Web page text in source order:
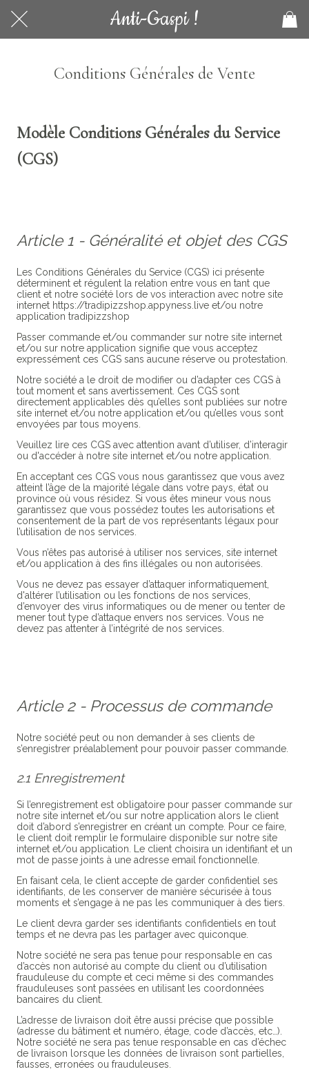
Anti-Gaspi !
Conditions Générales de Vente
Modèle Conditions Générales du Service
(CGS)
Article 1 - Généralité et objet des CGS
Les Conditions Générales du Service (CGS) ici présente
déterminent et régulent la relation entre vous en tant que
client et notre société lors de vos interaction avec notre site
internet https://tradipizzshop.appyness.live et/ou notre
application tradipizzshop
Passer commande et/ou commander sur notre site internet
et/ou sur notre application signifie que vous acceptez
expressément ces CGS sans aucune réserve ou protestation.
Notre société a le droit de modifier ou d’adapter ces CGS à
tout moment et sans avertissement. Ces CGS sont
directement applicables dès qu’elles sont publiées sur notre
site internet et/ou notre application et/ou qu’elles vous sont
envoyées par tous moyens.
Veuillez lire ces CGS avec attention avant d’utiliser, d’interagir
ou d'accéder à notre site internet et/ou notre application.
En acceptant ces CGS vous nous garantissez que vous avez
atteint l’âge de la majorité légale dans votre pays, état ou
province où vous résidez. Si vous êtes mineur vous nous
garantissez que vous possédez toutes les autorisations et
consentement de la part de vos représentants légaux pour
l’utilisation de nos services.
Vous n’êtes pas autorisé à utiliser nos services, site internet
et/ou application à des fins illégales ou non autorisées.
Vous ne devez pas essayer d’attaquer informatiquement,
d'altérer l’utilisation ou les fonctions de nos services,
d’envoyer des virus informatiques ou de mener ou tenter de
mener tout type d’attaque envers nos services. Vous ne
devez pas attenter à l’intégrité de nos services.
Article 2 - Processus de commande
Notre société peut ou non demander à ses clients de
s’enregistrer préalablement pour pouvoir passer commande.
2.1 Enregistrement
Si l’enregistrement est obligatoire pour passer commande sur
notre site internet et/ou sur notre application alors le client
doit d’abord s’enregistrer en créant un compte. Pour ce faire,
le client doit remplir le formulaire disponible sur notre site
internet et/ou application. Le client choisira un identifiant et un
mot de passe joints à une adresse email fonctionnelle.
En faisant cela, le client accepte de garder confidentiel ses
identifiants, de les conserver de manière sécurisée à tous
moments et s’engage à ne pas les communiquer à des tiers.
Le client devra garder ses identifiants confidentiels en tout
temps et ne devra pas les partager avec quiconque.
Notre société ne sera pas tenue pour responsable en cas
d’accès non autorisé au compte du client ou d’utilisation
frauduleuse du compte et ceci même si des commandes
frauduleuses sont passées en utilisant les coordonnées
bancaires du client.
L’adresse de livraison doit être aussi précise que possible
(adresse du bâtiment et numéro, étage, code d’accès, etc…).
Notre société ne sera pas tenue responsable en cas d’échec
de livraison lorsque les données de livraison sont partielles,
fausses, erronées ou frauduleuses.